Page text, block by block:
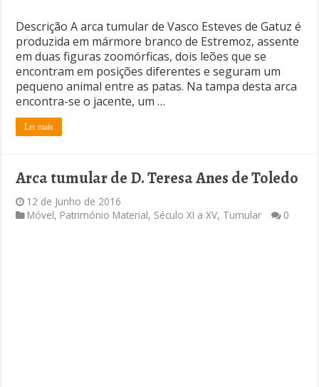
Descrição A arca tumular de Vasco Esteves de Gatuz é
produzida em mármore branco de Estremoz, assente
em duas figuras zoomórficas, dois leões que se
encontram em posições diferentes e seguram um
pequeno animal entre as patas. Na tampa desta arca
encontra-se o jacente, um …
Ler mais
Arca tumular de D. Teresa Anes de Toledo
12 de Junho de 2016
Móvel, Património Material, Século XI a XV, Tumular 0